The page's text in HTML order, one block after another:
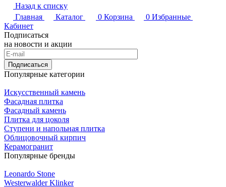
Назад к списку
Главная
Каталог 0 Корзина 0 Избранные
Кабинет
Подписаться
на новости и акции
Подписаться
Популярные категории
Искусственный камень
Фасадная плитка
Фасадный камень
Плитка для цоколя
Ступени и напольная плитка
Облицовочный кирпич
Керамогранит
Популярные бренды
Leonardo Stone
Westerwalder Klinker